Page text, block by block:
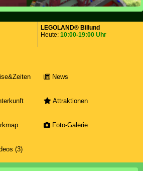
LEGOLAND® Billund
Heute: 10:00-19:00 Uhr
News
Attraktionen
Foto-Galerie
(3)